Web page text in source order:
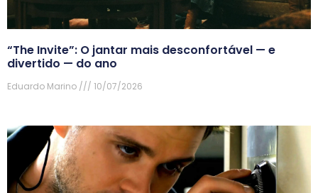
“The Invite”: O jantar mais desconfortável — e
divertido — do ano
Eduardo Marino 10/07/2026